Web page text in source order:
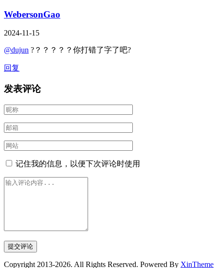
WebersonGao
2024-11-15
@dujun ?？？？？？你打错了字了吧?
回复
发表评论
记住我的信息，以便下次评论时使用
Copyright 2013-2026. All Rights Reserved. Powered By XinTheme